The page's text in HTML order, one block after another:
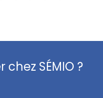
SÉMIO ?